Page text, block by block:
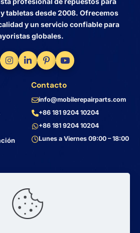
tabletas desde 2008. Ofrecemos
y un servicio confiable para
globales.
Contacto
info@mobilerepairparts.com
+86 181 9204 10204
+86 181 9204 10204
Lunes a Viernes 09:00 – 18:00
Dirección
Bin Jiang Xi Lu
Haizhu, Guangzhou